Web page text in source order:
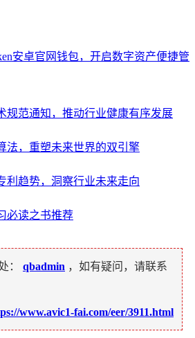
安卓官网钱包，开启数字资产便捷管
规范通知，推动行业健康有序发展
法，重塑未来世界的双引擎
利趋势，洞察行业未来走向
必读之书推荐
： qbadmin ，如有疑问，请联系
www.avic1-fai.com/eer/3911.html